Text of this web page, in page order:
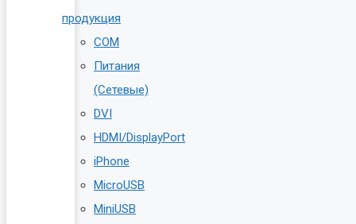
продукция
COM
Питания
(Сетевые)
DVI
HDMI/DisplayPort
iPhone
MicroUSB
MiniUSB